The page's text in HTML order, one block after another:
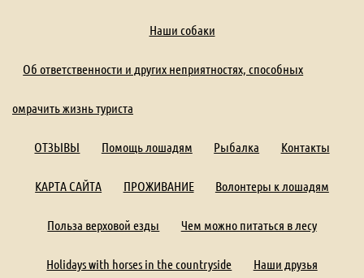
Наши собаки
Об ответственности и других неприятностях, способных
омрачить жизнь туриста
ОТЗЫВЫ Помощь лошадям Рыбалка Контакты
КАРТА САЙТА ПРОЖИВАНИЕ Волонтеры к лошадям
Польза верховой езды Чем можно питаться в лесу
Holidays with horses in the countryside Наши друзья